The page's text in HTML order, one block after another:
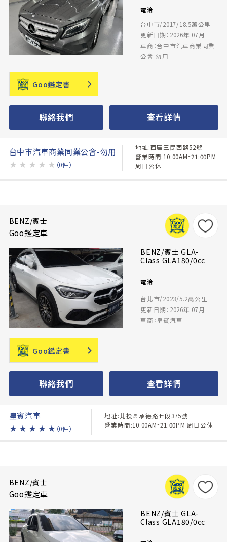
電洽
台中市/2017/18.5萬公里
更新日期：2026年 07月
車商：台中市汽車商業同業
公會-勿用
Goo鑑定書
聯絡我們 查看詳情
台中市汽車商業同業公會-勿用
★ ★ ★ ★ ★ （0件）
地址:西區三民西路52號
營業時間:10:00AM~21:00PM
周日公休
BENZ/賓士
Goo鑑定車
BENZ/賓士 GLA-
Class GLA180/0cc
電洽
台北市/2023/5.2萬公里
更新日期：2026年 07月
車商：皇賓汽車
Goo鑑定書
聯絡我們 查看詳情
皇賓汽車
★ ★ ★ ★ ★ （0件）
地址:北投區承德路七段375號
營業時間:10:00AM~21:00PM 周日公休
BENZ/賓士
Goo鑑定車
BENZ/賓士 GLA-
Class GLA180/0cc